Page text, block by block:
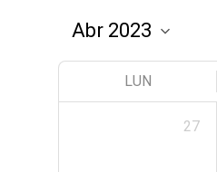
LUN
27